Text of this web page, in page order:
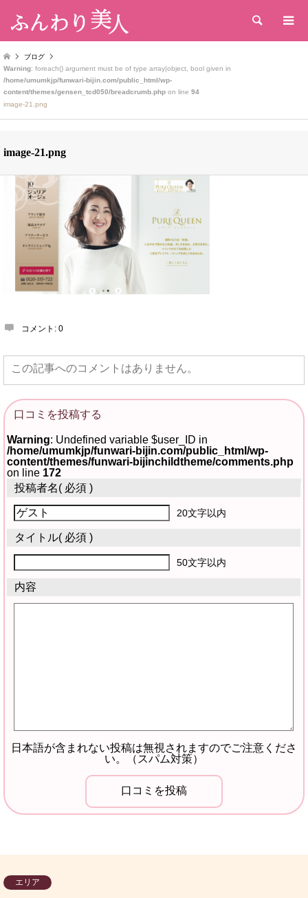
検索
ブログ
Warning: foreach() argument must be of type array|object, bool given in
/home/umumkjp/funwari-bijin.com/public_html/wp-
content/themes/gensen_tcd050/breadcrumb.php on line 94
image-21.png
image-21.png
コメント: 0
この記事へのコメントはありません。
口コミを投稿する
Warning : Undefined variable $user_ID in
/home/umumkjp/funwari-bijin.com/public_html/wp-
content/themes/funwari-bijinchildtheme/comments.php
on line 172
投稿者名( 必須 )
20文字以内
タイトル( 必須 )
50文字以内
内容
日本語が含まれない投稿は無視されますのでご注意くださ
い。（スパム対策）
エリア